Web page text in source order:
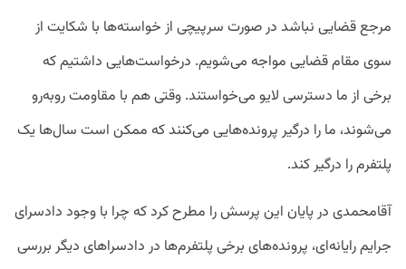
مرجع قضایی نباشد در صورت سرپیچی از خواسته‌ها با شکایت از
سوی مقام قضایی مواجه می‌شویم. درخواست‌هایی داشتیم که
برخی از ما دسترسی لایو می‌خواستند. وقتی هم با مقاومت روبه‌رو
می‌شوند، ما را درگیر پرونده‌هایی می‌‌کنند که ممکن است سال‌ها یک
پلتفرم را درگیر کند.
آقامحمدی در پایان این پرسش را مطرح کرد که چرا با وجود دادسرای
جرایم رایانه‌ای، پرونده‌های برخی پلتفرم‌ها در دادسراهای دیگر بررسی